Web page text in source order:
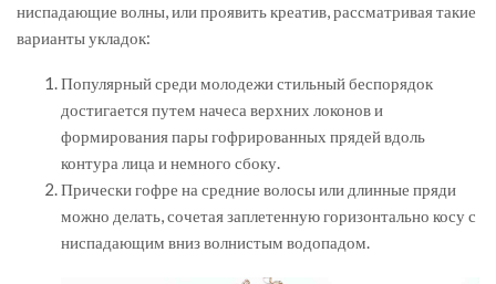
ниспадающие волны, или проявить креатив, рассматривая такие
варианты укладок:
Популярный среди молодежи стильный беспорядок
достигается путем начеса верхних локонов и
формирования пары гофрированных прядей вдоль
контура лица и немного сбоку.
Прически гофре на средние волосы или длинные пряди
можно делать, сочетая заплетенную горизонтально косу с
ниспадающим вниз волнистым водопадом.